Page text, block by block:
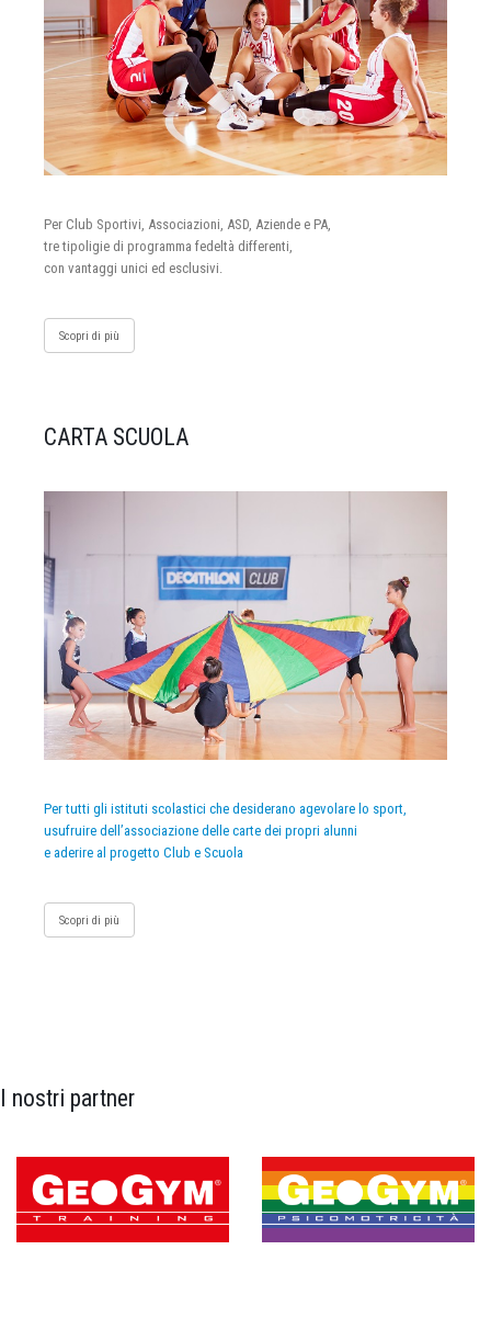
Per Club Sportivi, Associazioni, ASD, Aziende e PA,
tre tipoligie di programma fedeltà differenti,
con vantaggi unici ed esclusivi.
Scopri di più
CARTA SCUOLA
Per tutti gli istituti scolastici che desiderano agevolare lo sport,
usufruire dell’associazione delle carte dei propri alunni
e aderire al progetto Club e Scuola
Scopri di più
I nostri partner